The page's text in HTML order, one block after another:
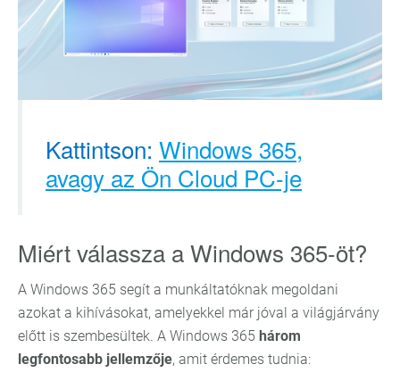
Kattintson: Windows 365,
avagy az Ön Cloud PC-je
Miért válassza a Windows 365-öt?
A Windows 365 segít a munkáltatóknak megoldani
azokat a kihívásokat, amelyekkel már jóval a világjárvány
előtt is szembesültek. A Windows 365 három
legfontosabb jellemzője, amit érdemes tudnia: